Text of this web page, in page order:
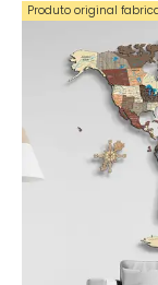
Produto original